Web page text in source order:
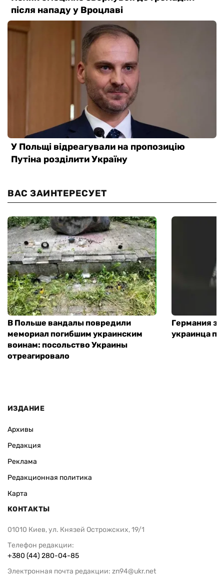
ВАС ЗАИНТЕРЕСУЕТ
В Польше вандалы повредили
мемориал погибшим украинским
воинам: посольство Украины
отреагировало
Германия
украинца
ИЗДАНИЕ
Архивы
Редакция
Реклама
Редакционная политика
Карта
КОНТАКТЫ
01010 Киев, ул. Князей Острожских, 19/1
Телефон редакции:
+380 (44) 280-04-85
Электронная почта редакции: zn94@ukr.net